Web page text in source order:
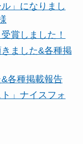
」になりまし
賞しました！
ました&各種掲
各種掲載報告
」ナイスフォ